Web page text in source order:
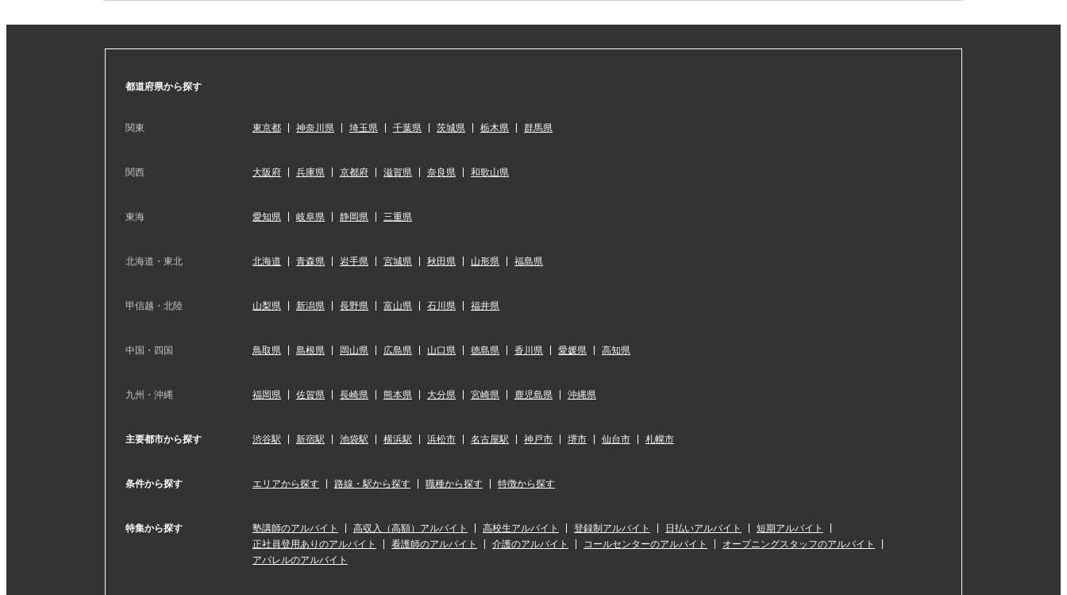
都道府県から探す
関東 東京都 神奈川県 埼玉県 千葉県 茨城県 栃木県 群馬県
関西 大阪府 兵庫県 京都府 滋賀県 奈良県 和歌山県
東海 愛知県 岐阜県 静岡県 三重県
北海道・東北 北海道 青森県 岩手県 宮城県 秋田県 山形県 福島県
甲信越・北陸 山梨県 新潟県 長野県 富山県 石川県 福井県
中国・四国 鳥取県 島根県 岡山県 広島県 山口県 徳島県 香川県 愛媛県 高知県
九州・沖縄 福岡県 佐賀県 長崎県 熊本県 大分県 宮崎県 鹿児島県 沖縄県
主要都市から探す 渋谷駅 新宿駅 池袋駅 横浜駅 浜松市 名古屋駅 神戸市 堺市 仙台市 札幌市
条件から探す エリアから探す 路線・駅から探す 職種から探す 特徴から探す
特集から探す 塾講師のアルバイト 高収入（高額）アルバイト 高校生アルバイト 登録制アルバイト 日払いアルバイト
短期アルバイト
正社員登用ありのアルバイト
看護師のアルバイト 介護のアルバイト コールセンターのアルバイト
オープニングスタッフのアルバイト
アパレルのアルバイト